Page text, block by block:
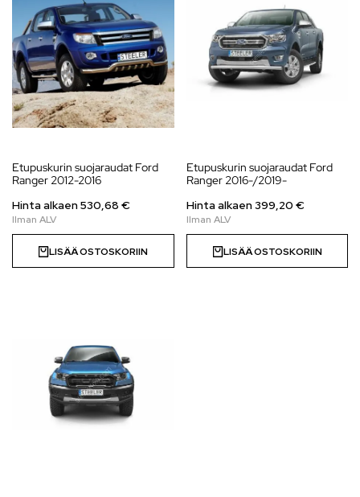
Etupuskurin suojaraudat Ford
Ranger 2012-2016
Hinta alkaen530,68 €
LISÄÄ OSTOSKORIIN
Etupuskurin suojaraudat Ford
Ranger 2016-/2019-
Hinta alkaen399,20 €
LISÄÄ OSTOSKORIIN